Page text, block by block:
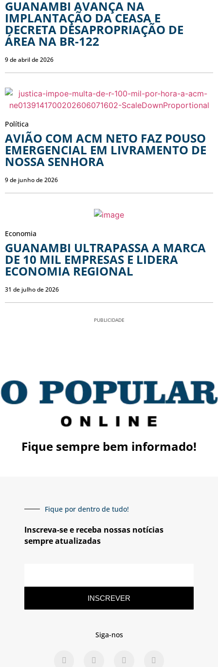
GUANAMBI AVANÇA NA
IMPLANTAÇÃO DA CEASA E
DECRETA DESAPROPRIAÇÃO DE
ÁREA NA BR-122
9 de abril de 2026
Política
AVIÃO COM ACM NETO FAZ POUSO
EMERGENCIAL EM LIVRAMENTO DE
NOSSA SENHORA
9 de junho de 2026
Economia
GUANAMBI ULTRAPASSA A MARCA
DE 10 MIL EMPRESAS E LIDERA
ECONOMIA REGIONAL
31 de julho de 2026
PUBLICIDADE
Fique sempre bem informado!
Fique por dentro de tudo!
Inscreva-se e receba nossas notícias
sempre atualizadas
INSCREVER
Siga-nos